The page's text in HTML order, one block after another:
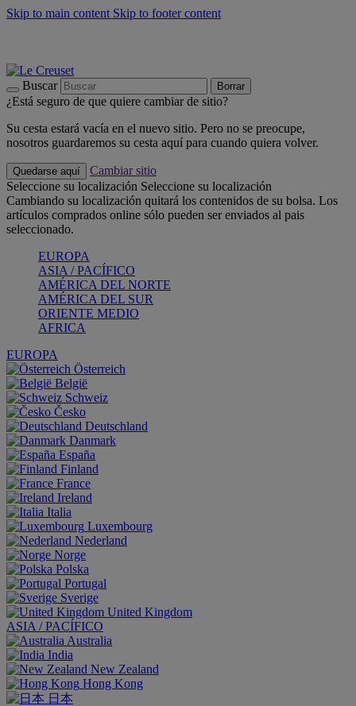
Skip to main content Skip to footer content
Buscar Borrar
¿Está seguro de que quiere cambiar de sitio?
Su cesta estará vacía en el nuevo sitio. Pero no se preocupe,
nosotros guardaremos su cesta aquí para cuando quiera volver.
Quedarse aquí
Cambiar sitio
Seleccione su localización Seleccione su localización
Cambiando su localización quitará los contenidos de su bolsa. Los
artículos comprados online sólo pueden ser enviados al pais
seleccionado.
EUROPA
ASIA / PACÍFICO
AMÉRICA DEL NORTE
AMÉRICA DEL SUR
ORIENTE MEDIO
AFRICA
EUROPA
Österreich
België
Schweiz
Česko
Deutschland
Danmark
España
Finland
France
Ireland
Italia
Luxembourg
Nederland
Norge
Polska
Portugal
Sverige
United Kingdom
ASIA / PACÍFICO
Australia
India
New Zealand
Hong Kong
日本